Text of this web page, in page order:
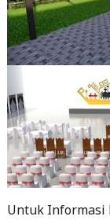
Untuk Informasi